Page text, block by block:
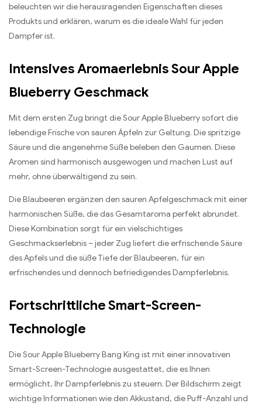
beleuchten wir die herausragenden Eigenschaften dieses
Produkts und erklären, warum es die ideale Wahl für jeden
Dampfer ist.
Intensives Aromaerlebnis Sour Apple
Blueberry Geschmack
Mit dem ersten Zug bringt die Sour Apple Blueberry sofort die
lebendige Frische von sauren Äpfeln zur Geltung. Die spritzige
Säure und die angenehme Süße beleben den Gaumen. Diese
Aromen sind harmonisch ausgewogen und machen Lust auf
mehr, ohne überwältigend zu sein.
Die Blaubeeren ergänzen den sauren Apfelgeschmack mit einer
harmonischen Süße, die das Gesamtaroma perfekt abrundet.
Diese Kombination sorgt für ein vielschichtiges
Geschmackserlebnis – jeder Zug liefert die erfrischende Säure
des Apfels und die süße Tiefe der Blaubeeren, für ein
erfrischendes und dennoch befriedigendes Dampferlebnis.
Fortschrittliche Smart-Screen-
Technologie
Die Sour Apple Blueberry Bang King ist mit einer innovativen
Smart-Screen-Technologie ausgestattet, die es Ihnen
ermöglicht, Ihr Dampferlebnis zu steuern. Der Bildschirm zeigt
wichtige Informationen wie den Akkustand, die Puff-Anzahl und